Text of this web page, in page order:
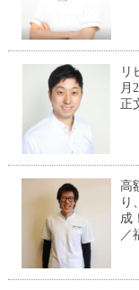
リ
月
正
高
り
成
／